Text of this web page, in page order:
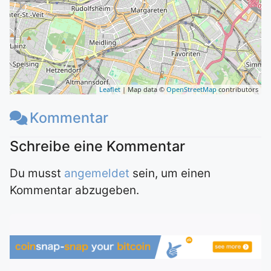
Leaflet | Map data ©OpenStreetMap contributors
Kommentar
Du musst angemeldet sein, um einen
Kommentar abzugeben.